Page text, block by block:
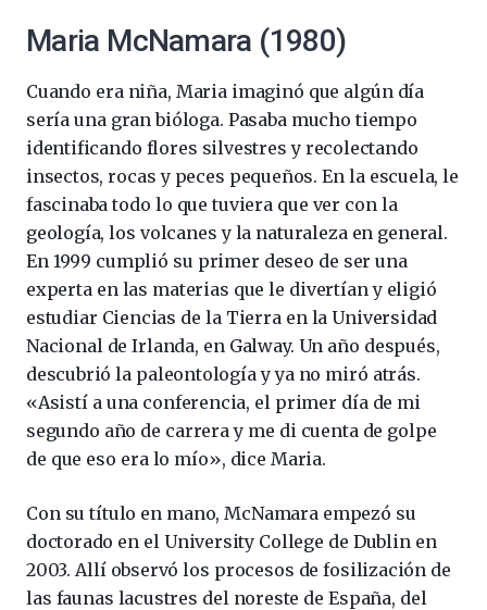
Maria McNamara (1980)
Cuando era niña, Maria imaginó que algún día
sería una gran bióloga. Pasaba mucho tiempo
identificando flores silvestres y recolectando
insectos, rocas y peces pequeños. En la escuela, le
fascinaba todo lo que tuviera que ver con la
geología, los volcanes y la naturaleza en general.
En 1999 cumplió su primer deseo de ser una
experta en las materias que le divertían y eligió
estudiar Ciencias de la Tierra en la Universidad
Nacional de Irlanda, en Galway. Un año después,
descubrió la paleontología y ya no miró atrás.
«Asistí a una conferencia, el primer día de mi
segundo año de carrera y me di cuenta de golpe
de que eso era lo mío», dice Maria.
Con su título en mano, McNamara empezó su
doctorado en el University College de Dublin en
2003. Allí observó los procesos de fosilización de
las faunas lacustres del noreste de España, del